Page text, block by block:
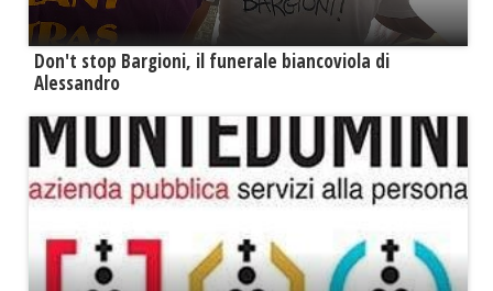
Don't stop Bargioni, il funerale biancoviola di
Alessandro